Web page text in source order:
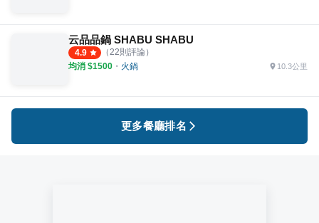
云品品鍋 SHABU SHABU
4.9 （ 22則評論）
均消 $1500 ・ 火鍋 10.3公里
更多餐廳排名